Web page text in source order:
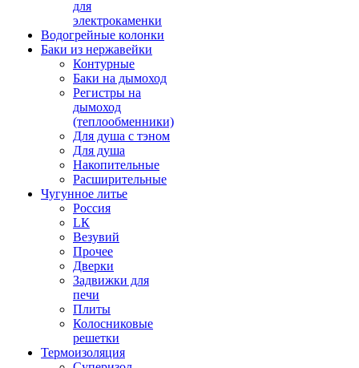
для
электрокаменки
Водогрейные колонки
Баки из нержавейки
Контурные
Баки на дымоход
Регистры на
дымоход
(теплообменники)
Для душа с тэном
Для душа
Накопительные
Расширительные
Чугунное литье
Россия
LК
Везувий
Прочее
Дверки
Задвижки для
печи
Плиты
Колосниковые
решетки
Термоизоляция